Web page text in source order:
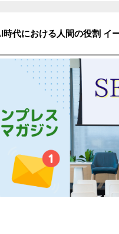
代における人間の役割 イ